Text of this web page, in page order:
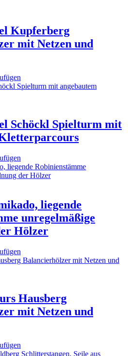
Kupferberg
mit Netzen und
Schöckl Spielturm mit
liegende
unregelmäßige
Hölzer
Hausberg
mit Netzen und